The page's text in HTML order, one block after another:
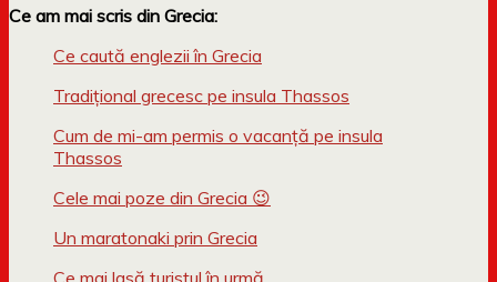
Ce am mai scris din Grecia:
Ce caută englezii în Grecia
Tradițional grecesc pe insula Thassos
Cum de mi-am permis o vacanță pe insula
Thassos
Cele mai poze din Grecia 😉
Un maratonaki prin Grecia
Ce mai lasă turistul în urmă